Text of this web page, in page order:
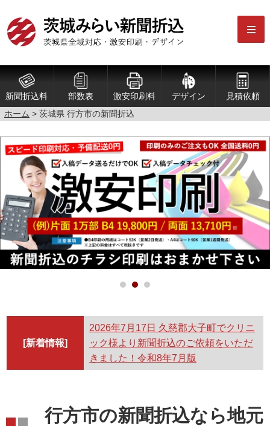
新聞折込料 部数表 激安印刷料 デザイン
見積依頼
ホーム > 茨城県 行方市の新聞折込
[新着情報]
2026年7月17日 久慈郡大子町でクリニ
ック様より新聞折込のご依頼をいただ
きました！令和8年7月版
行方市の新聞折込なら地元